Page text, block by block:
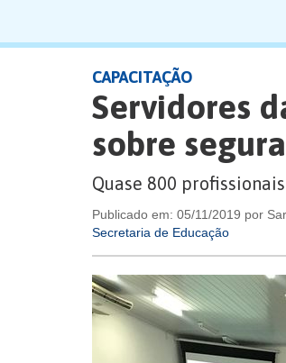
CAPACITAÇÃO
Servidores
sobre
Quase 800
Publicado em: 05/11/2019 por
Secretaria de Educação